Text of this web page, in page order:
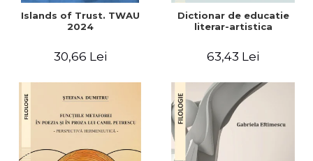
Islands of Trust. TWAU
2024
30,66 Lei
Dictionar de educatie
literar-artistica
63,43 Lei